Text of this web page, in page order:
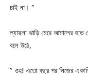
চাই না। ”
ল্যায়লা ঝাড়ি মেরে আমালের হাত
বলে উঠে,
” ওহ! এতো বছর পর নিজের